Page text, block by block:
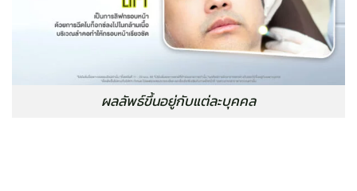
ผลลัพธ์ขึ้นอยู่กับแต่ละบุคคล